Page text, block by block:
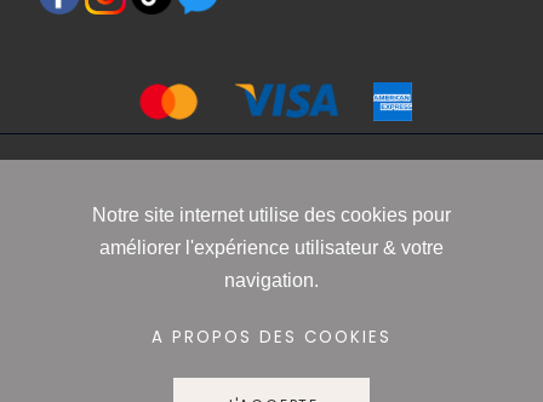
Conditions générales de vente
confidentialité
Notre site internet utilise des cookies pour
améliorer l'expérience utilisateur & votre
navigation.
A PROPOS DES COOKIES